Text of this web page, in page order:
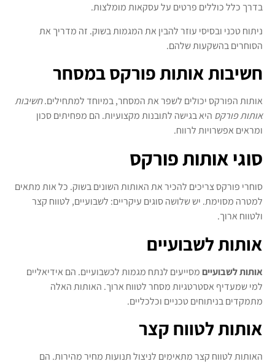
בדרך כלל כוללים פרטים על עסקאות מומלצות.
ניתוח טכני ובסיסי עוזר להבין את המגמות בשוק. זה מדריך את
הסוחרים בהשקעות שלהם.
חשיבות אותות פורקס במסחר
אותות הפורקס יכולים לשפר את המסחר, במיוחד למתחילים.חשיבות
אותות פורקס היא בגישה לתובנות מקצועיות. הם מפחיתים סכון
ומראים אפשרויות לרווח.
סוגי אותות פורקס
סוחרי פורקס צריכים להכיר את האותות השונים בשוק. כל אות מתאים
למטרה מסוימת. יש שלושה סוגים עיקריים: לשבועיים, לטווח קצר
ולטווח ארוך.
אותות לשבועיים
אותות לשבועייםמסייעים לנתח מגמות לכשבועיים. הם אידיאליים
למי שמעדיף אסטרטגיות מסחר לטווח ארוך. האותות האלה
מתמקדים בניתוחים טכניים וכלכליים.
אותות לטווח קצר
האותות לטווח קצר מתאימים לניצול תנועות מחיר מהירות. הם